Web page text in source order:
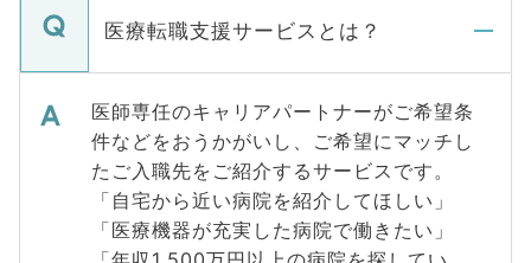
医療転職支援サービスとは？
医師専任のキャリアパートナーがご希望条
件などをおうかがいし、ご希望にマッチし
たご入職先をご紹介するサービスです。
「自宅から近い病院を紹介してほしい」
「医療機器が充実した病院で働きたい」